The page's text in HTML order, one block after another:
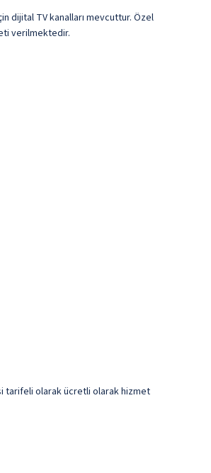
dijital TV kanalları mevcuttur. Özel
verilmektedir.
tarifeli olarak ücretli olarak hizmet